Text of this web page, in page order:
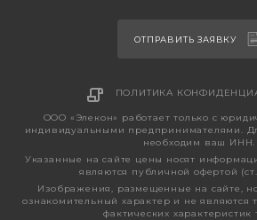
ОТПРАВИТЬ ЗАЯВКУ
ПОЛИТИКА
ООО «Элекон» работает только с
индивидуальными предпринимателями.
необходим ваш ИНН.
Указанные на сайте цены носят
являются публичной офертой
Изображения, размещенные на сайте,
ознакомительный характер и не
фактических характеристик